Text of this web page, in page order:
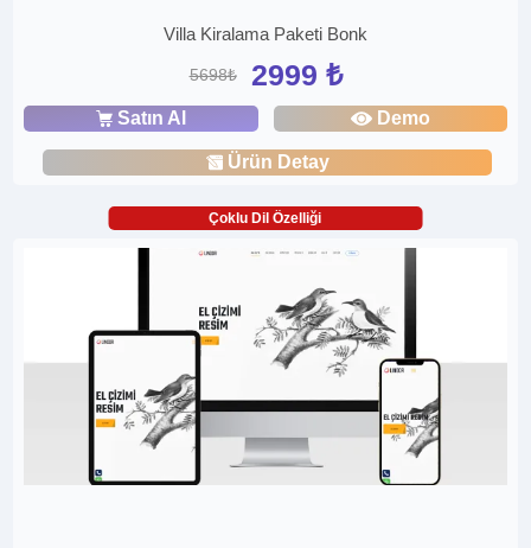
Villa Kiralama Paketi Bonk
5698₺ 2999 ₺
Satın Al Demo
Ürün Detay
Çoklu Dil Özelliği